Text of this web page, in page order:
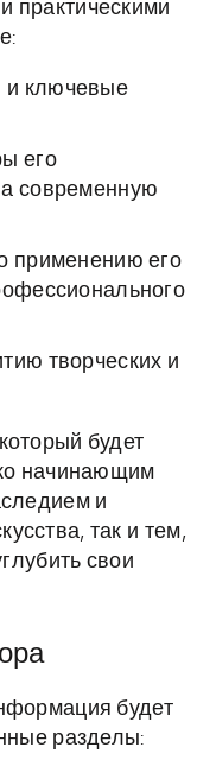
практическими
и ключевые
его
современную
применению его
творческих и
будет
начинающим
и
так и тем,
свои
будет
разделы: